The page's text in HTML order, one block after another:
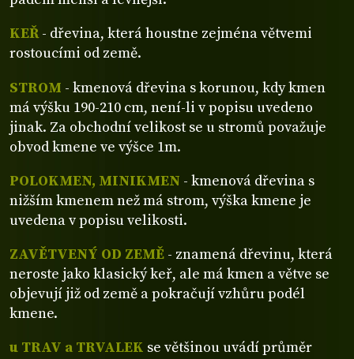
KEŘ- dřevina, která houstne zejména větvemi
rostoucími od země.
STROM - kmenová dřevina s korunou, kdy kmen
má výšku 190-210 cm, není-li v popisu uvedeno
jinak. Za obchodní velikost se u stromů považuje
obvod kmene ve výšce 1m.
POLOKMEN, MINIKMEN - kmenová dřevina s
nižším kmenem než má strom, výška kmene je
uvedena v popisu velikosti.
ZAVĚTVENÝ OD ZEMĚ - znamená dřevinu, která
neroste jako klasický keř, ale má kmen a větve se
objevují již od země a pokračují vzhůru podél
kmene.
u TRAV a TRVALEK se většinou uvádí průměr